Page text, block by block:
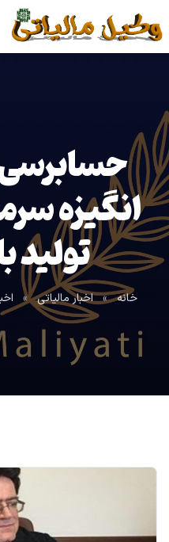
انگیزه
تولید
خانه » اخبار مالیاتی »